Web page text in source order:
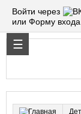
Войти через
или Форму входа
Главная